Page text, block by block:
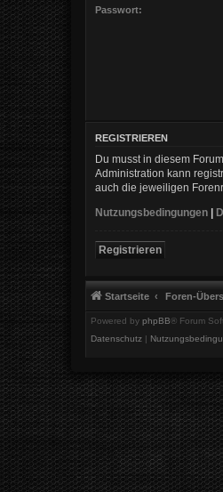
Passwort:
REGISTRIEREN
Du musst in diesem
Administration kann
auch die jeweiligen
Nutzungsbedingungen |
Registrieren
Startseite Foren-
Powered by phpBB® Forum
Datenschutz |